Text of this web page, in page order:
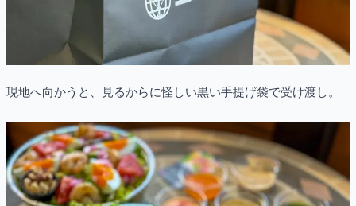
現地へ向かうと、見るからに怪しい黒い手提げ袋で受け渡し。